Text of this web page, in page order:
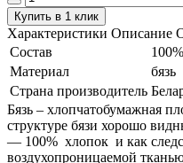
Купить в 1 клик
Характеристики Описание
Состав
Материал
бязь
Страна производитель
Бязь – хлопчатобумажная
структуре бязи хорошо
― 100% хлопок и как
воздухопроницаемой